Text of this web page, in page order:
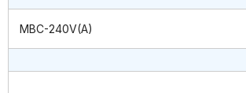
MBC-240V(A)